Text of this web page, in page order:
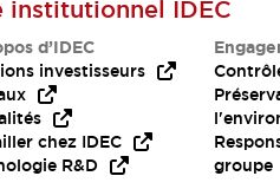
institutionnel IDEC
d’IDEC
investisseurs
chez IDEC
R&D
groupe